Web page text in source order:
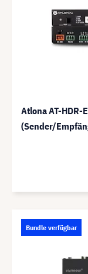
Atlona AT-HDR-
(Sender/
Bundle verfügbar